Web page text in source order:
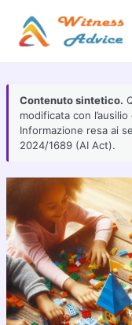
contenuto
Contenuto sintetico.
modificata con
Informazione resa ai
2024/1689 (AI Act).